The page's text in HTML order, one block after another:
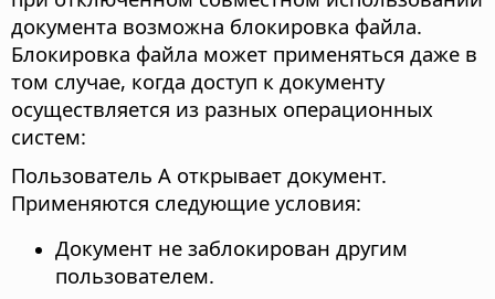
документа возможна блокировка файла.
Блокировка файла может применяться даже в
том случае, когда доступ к документу
осуществляется из разных операционных
систем:
Пользователь А открывает документ.
Применяются следующие условия:
Документ не заблокирован другим
пользователем.